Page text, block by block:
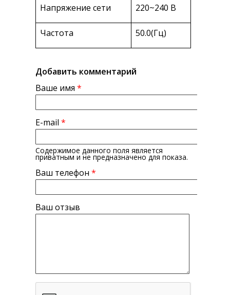
Напряжение сети 220~240 В
Частота 50.0(Гц)
Добавить комментарий
Ваше имя *
E-mail *
Содержимое данного поля является
приватным и не предназначено для показа.
Ваш телефон *
Ваш отзыв